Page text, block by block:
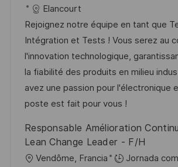
c
a
c
i
ó
n
c
a
c
i
ó
n
e
c
h
a
d
e
p
b
d
e
e
m
p
l
o
t
e
g
o
r
Elancourt
Rejoignez notre équipe en tant que
Intégration et Tests ! Vous serez au
l'innovation technologique,
la fiabilité des produits en milieu
avez une passion pour l'électronique
poste est fait pour vous !
Responsable Amélioration
Lean Change Leader - F/H
U Vendôme, Francia
Jornada